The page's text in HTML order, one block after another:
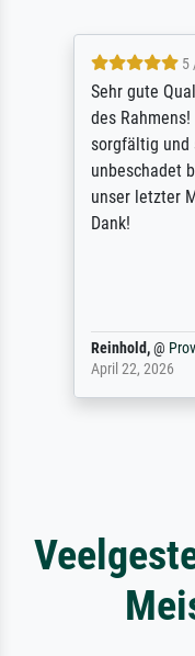
5
Sehr gute
des
sorgfältig und
unbeschadet
unser letzter
Dank!
Reinhold,@
April 22, 2026